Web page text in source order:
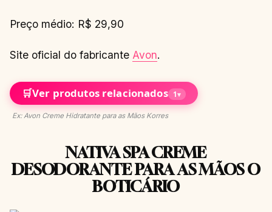
Preço médio: R$ 29,90
Site oficial do fabricante Avon.
🛒Ver produtos relacionados 1▾
Ex: Avon Creme Hidratante para as Mãos Korres
NATIVA SPA CREME
DESODORANTE PARA AS MÃOS O
BOTICÁRIO